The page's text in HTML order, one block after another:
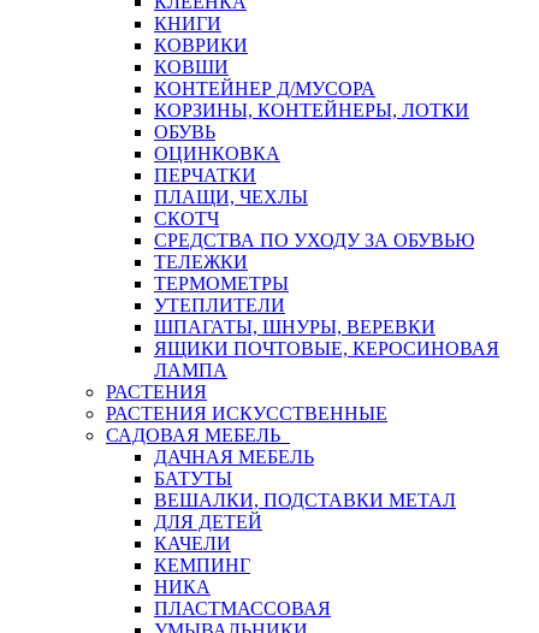
КНИГИ
КОВРИКИ
КОВШИ
КОНТЕЙНЕР Д/МУСОРА
КОРЗИНЫ, КОНТЕЙНЕРЫ, ЛОТКИ
ОБУВЬ
ОЦИНКОВКА
ПЕРЧАТКИ
ПЛАЩИ, ЧЕХЛЫ
СКОТЧ
СРЕДСТВА ПО УХОДУ ЗА ОБУВЬЮ
ТЕЛЕЖКИ
ТЕРМОМЕТРЫ
УТЕПЛИТЕЛИ
ШПАГАТЫ, ШНУРЫ, ВЕРЕВКИ
ЯЩИКИ ПОЧТОВЫЕ, КЕРОСИНОВАЯ
ЛАМПА
РАСТЕНИЯ
РАСТЕНИЯ ИСКУССТВЕННЫЕ
САДОВАЯ МЕБЕЛЬ
ДАЧНАЯ МЕБЕЛЬ
БАТУТЫ
ВЕШАЛКИ, ПОДСТАВКИ МЕТАЛ
ДЛЯ ДЕТЕЙ
КАЧЕЛИ
КЕМПИНГ
НИКА
ПЛАСТМАССОВАЯ